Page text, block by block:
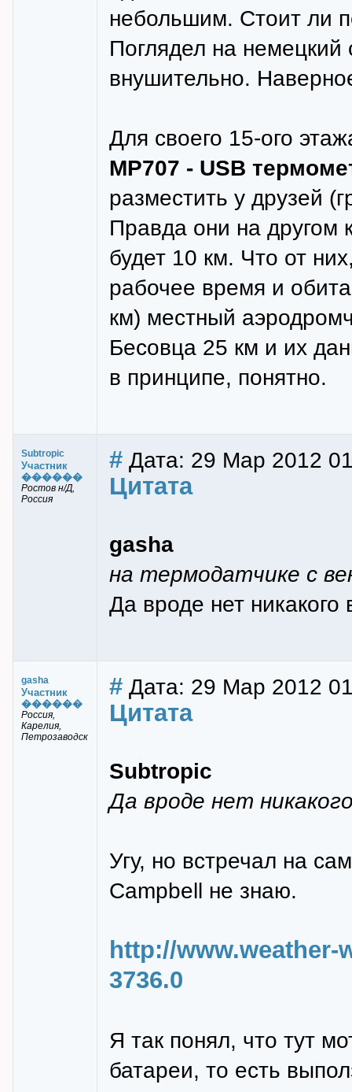
небольшим. Стоит ли
Поглядел на немецкий
внушительно.
Для своего 15-ого
MP707 - USB
разместить у друзей
Правда они на другом
будет 10 км. Что от
рабочее время и
км) местный
Бесовца 25 км и их
в принципе, понятно.
Subtropic
Участник
������
Ростов н/Д,
Россия
# Дата: 29 Мар 2012
Цитата
gasha
на термодатчике с
Да вроде нет
gasha
Участник
������
Россия,
Карелия,
Петрозаводск
# Дата: 29 Мар 2012
Цитата
Subtropic
Да вроде нет
Угу, но встречал на
Campbell не знаю.
http://
3736.0
Я так понял, что тут
батареи, то есть